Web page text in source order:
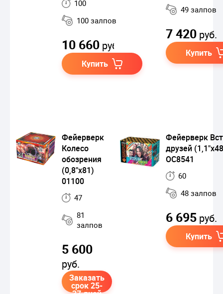
100
100 залпов
10 660 руб.
Купить
49 залпов
7 420 руб.
Купить
Фейерверк
Колесо
обозрения
(0,8"х81)
01100
47
81
залпов
5 600
руб.
Заказать
срок 25-
Фейерверк
друзей
ОС8541
60
48 залпов
6 695 руб.
Купить